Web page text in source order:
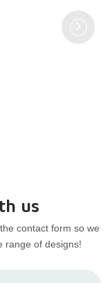
us
contact form so we
range of designs!